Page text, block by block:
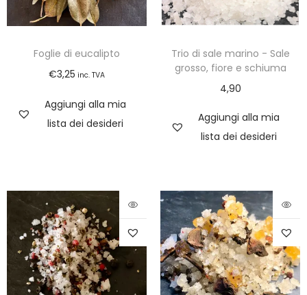
Foglie di eucalipto
€3,25 inc. TVA
Aggiungi alla mia
lista dei desideri
Trio di sale marino - Sale
grosso, fiore e schiuma
4,90
Aggiungi alla mia
lista dei desideri